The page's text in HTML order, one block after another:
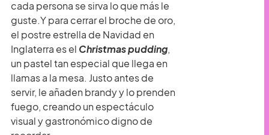
cada persona se sirva lo que más le
guste.Y para cerrar el broche de oro,
el postre estrella de Navidad en
Inglaterra es el Christmas pudding,
un pastel tan especial que llega en
llamas a la mesa. Justo antes de
servir, le añaden brandy y lo prenden
fuego, creando un espectáculo
visual y gastronómico digno de